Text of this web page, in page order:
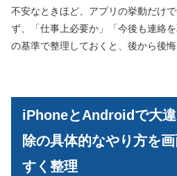
不安なときほど、アプリの挙動だけ
ず、「仕事上必要か」「今後も連絡
の基準で整理しておくと、後から後悔
iPhoneとAndroidで大
除の具体的なやり方を
すく整理